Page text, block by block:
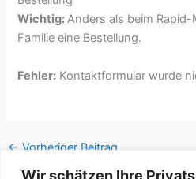
Wir schätzen Ihre
Wichtig:Anders als beim
Familie eine Bestellung.
Fehler: Kontaktformular wurde
← Vorheriger Beitrag